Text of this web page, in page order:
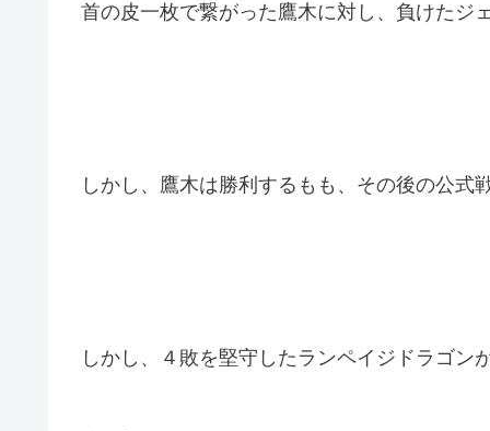
首の皮一枚で繋がった鷹木に対し、負けたジ
しかし、鷹木は勝利するもも、その後の公式
しかし、４敗を堅守したランペイジドラゴ